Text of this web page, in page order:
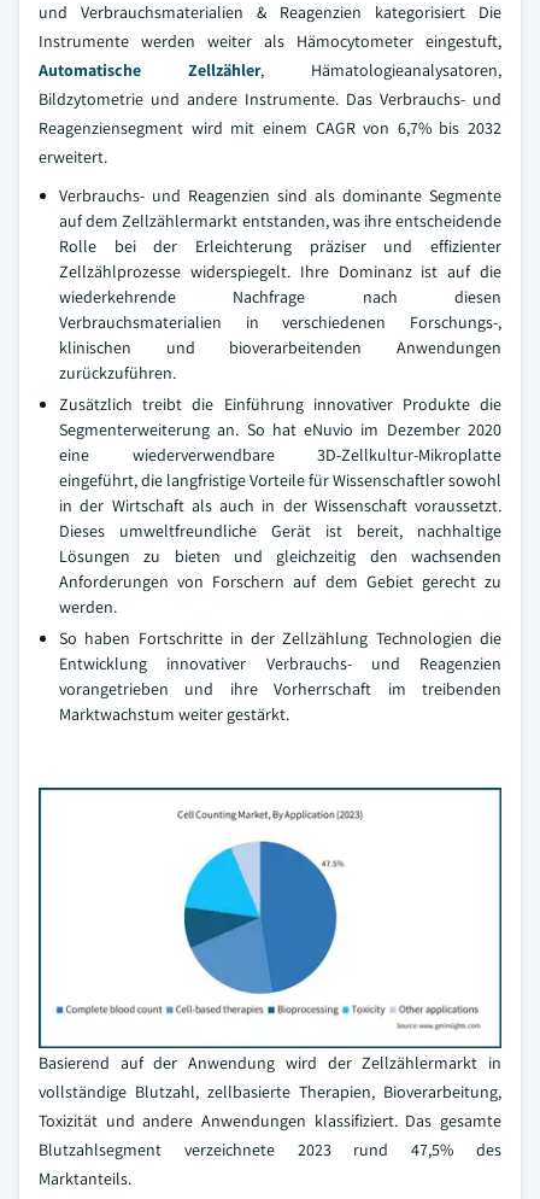
und Verbrauchsmaterialien & Reagenzien kategorisiert Die
Instrumente werden weiter als Hämocytometer eingestuft,
Automatische Zellzähler, Hämatologieanalysatoren,
Bildzytometrie und andere Instrumente. Das Verbrauchs- und
Reagenziensegment wird mit einem CAGR von 6,7% bis 2032
erweitert.
Verbrauchs- und Reagenzien sind als dominante Segmente
auf dem Zellzählermarkt entstanden, was ihre entscheidende
Rolle bei der Erleichterung präziser und effizienter
Zellzählprozesse widerspiegelt. Ihre Dominanz ist auf die
wiederkehrende Nachfrage nach diesen
Verbrauchsmaterialien in verschiedenen Forschungs-,
klinischen und bioverarbeitenden Anwendungen
zurückzuführen.
Zusätzlich treibt die Einführung innovativer Produkte die
Segmenterweiterung an. So hat eNuvio im Dezember 2020
eine wiederverwendbare 3D-Zellkultur-Mikroplatte
eingeführt, die langfristige Vorteile für Wissenschaftler sowohl
in der Wirtschaft als auch in der Wissenschaft voraussetzt.
Dieses umweltfreundliche Gerät ist bereit, nachhaltige
Lösungen zu bieten und gleichzeitig den wachsenden
Anforderungen von Forschern auf dem Gebiet gerecht zu
werden.
So haben Fortschritte in der Zellzählung Technologien die
Entwicklung innovativer Verbrauchs- und Reagenzien
vorangetrieben und ihre Vorherrschaft im treibenden
Marktwachstum weiter gestärkt.
Basierend auf der Anwendung wird der Zellzählermarkt in
vollständige Blutzahl, zellbasierte Therapien, Bioverarbeitung,
Toxizität und andere Anwendungen klassifiziert. Das gesamte
Blutzahlsegment verzeichnete 2023 rund 47,5% des
Marktanteils.